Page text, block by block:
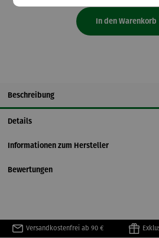
In den Warenkorb
Beschreibung
Details
Informationen zum Hersteller
Bewertungen
Versandkostenfrei ab 90 €